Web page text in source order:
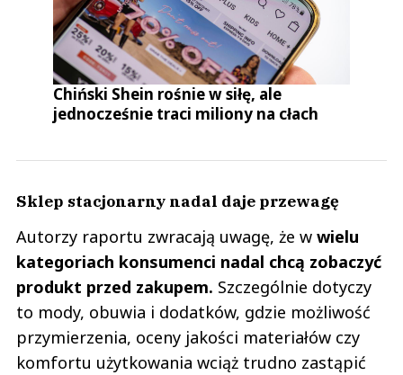
Chiński Shein rośnie w siłę, ale
jednocześnie traci miliony na cłach
Sklep stacjonarny nadal daje przewagę
Autorzy raportu zwracają uwagę, że w wielu
kategoriach konsumenci nadal chcą zobaczyć
produkt przed zakupem. Szczególnie dotyczy
to mody, obuwia i dodatków, gdzie możliwość
przymierzenia, oceny jakości materiałów czy
komfortu użytkowania wciąż trudno zastąpić